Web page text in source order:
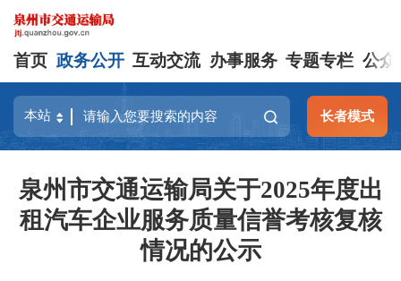
首页 政务公开 互动交流 办事服务 专题专栏 公众
长者模式
泉州市交通运输局关于2025年度出
租汽车企业服务质量信誉考核复核
情况的公示